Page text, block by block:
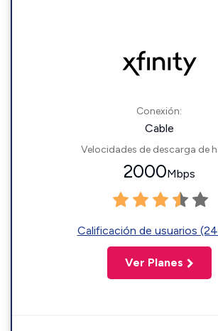
Conexión:
Cable
Velocidades de descarga de
2000Mbps
Calificación de usuarios
Ver Planes